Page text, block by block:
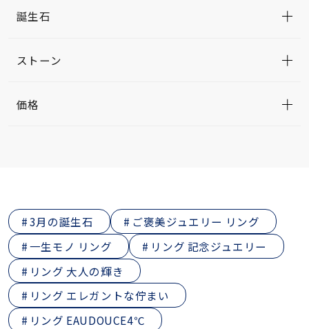
誕生石
ストーン
価格
3月の誕生石
ご褒美ジュエリー リング
一生モノ リング
リング 記念ジュエリー
リング 大人の輝き
リング エレガントな佇まい
リング EAUDOUCE4℃